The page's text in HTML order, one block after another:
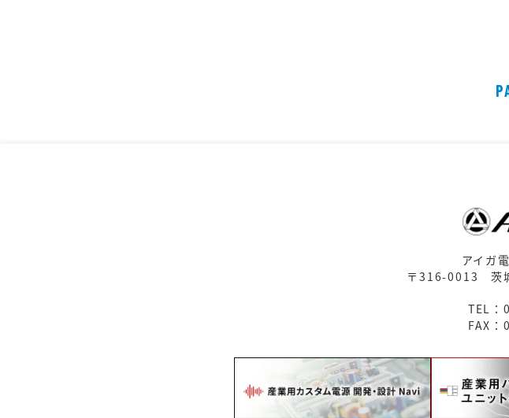
アイガ
〒316-0013茨
TEL：
FAX